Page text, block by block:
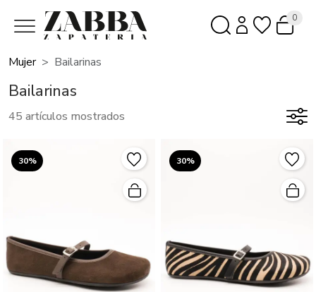
0
Mujer Bailarinas
Bailarinas
45 artículos mostrados
30% 30%